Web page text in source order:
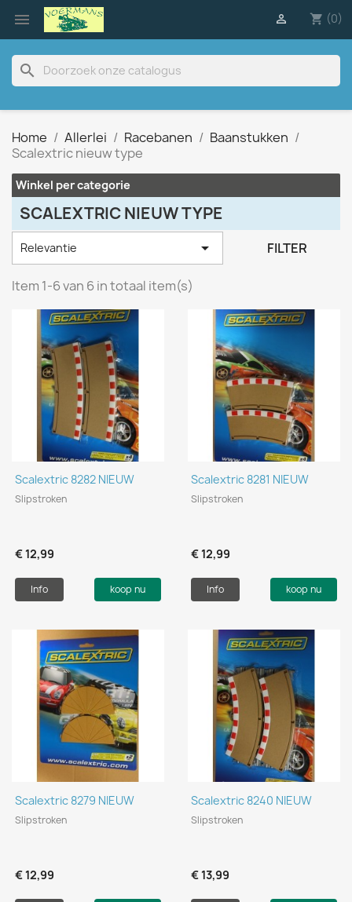
 shopping_cart (0)

search
Home Allerlei Racebanen
Baanstukken
Scalextric nieuw type
Winkel per categorie
SCALEXTRIC NIEUW TYPE
Relevantie  FILTER
Item 1-6 van 6 in totaal item(s)
Scalextric 8282 NIEUW
Slipstroken
€ 12,99
Info koop nu
Scalextric 8281 NIEUW
Slipstroken
€ 12,99
Info koop nu
Scalextric 8279 NIEUW
Slipstroken
€ 12,99
Scalextric 8240 NIEUW
Slipstroken
€ 13,99